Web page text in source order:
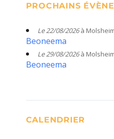
PROCHAINS
Le 22/08/2026à
Beoneema
Le 29/08/2026à
Beoneema
CALENDRIER